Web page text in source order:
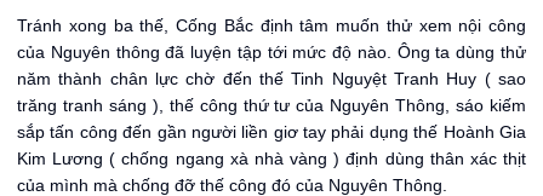
Tránh xong ba thế, Cống Bắc định tâm muốn thử xem nội công
của Nguyên thông đã luyện tập tới mức độ nào. Ông ta dùng thử
năm thành chân lực chờ đến thế Tinh Nguyệt Tranh Huy ( sao
trăng tranh sáng ), thế công thứ tư của Nguyên Thông, sáo kiếm
sắp tấn công đến gần người liền giơ tay phải dụng thế Hoành Gia
Kim Lương ( chống ngang xà nhà vàng ) định dùng thân xác thịt
của mình mà chống đỡ thế công đó của Nguyên Thông.